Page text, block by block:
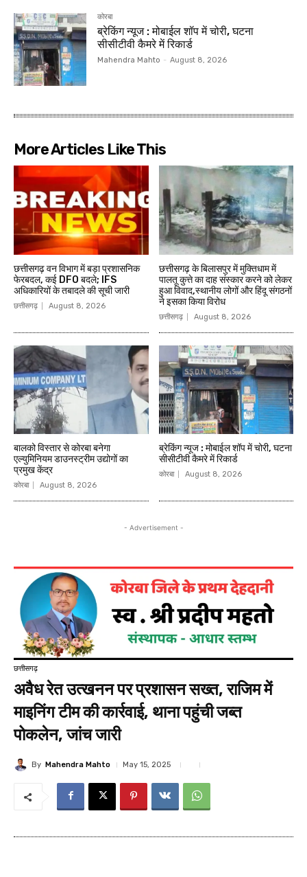
कोरबा
ब्रेकिंग न्यूज : मोबाईल शॉप में चोरी, घटना
सीसीटीवी कैमरे में रिकार्ड
Mahendra Mahto - August 8, 2026
More Articles Like This
छत्तीसगढ़ वन विभाग में बड़ा प्रशासनिक
फेरबदल, कई DFO बदले; IFS
अधिकारियों के तबादले की सूची जारी
छत्तीसगढ़ August 8, 2026
छत्तीसगढ़ के बिलासपुर में मुक्तिधाम में
पालतू कुत्ते का दाह संस्कार करने को लेकर
हुआ विवाद,स्थानीय लोगों और हिंदू संगठनों
ने इसका किया विरोध
छत्तीसगढ़ August 8, 2026
बालको विस्तार से कोरबा बनेगा
एल्युमिनियम डाउनस्ट्रीम उद्योगों का
प्रमुख केंद्र
कोरबा August 8, 2026
ब्रेकिंग न्यूज : मोबाईल शॉप में चोरी, घटना
सीसीटीवी कैमरे में रिकार्ड
कोरबा August 8, 2026
- Advertisement -